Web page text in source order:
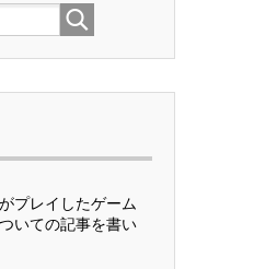
プレイしたゲーム
いての記事を書い